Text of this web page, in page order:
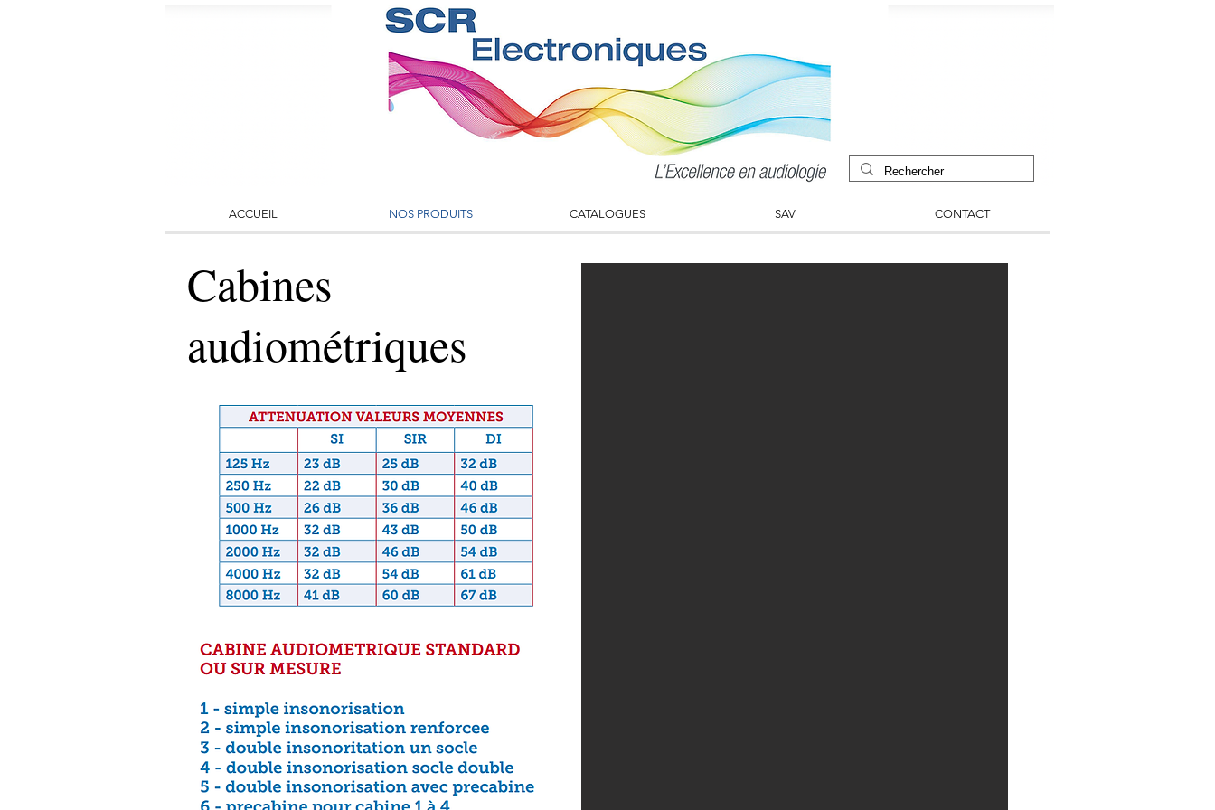
ACCUEIL NOS PRODUITS CATALOGUES SAV CONTACT
Cabines
audiométriques